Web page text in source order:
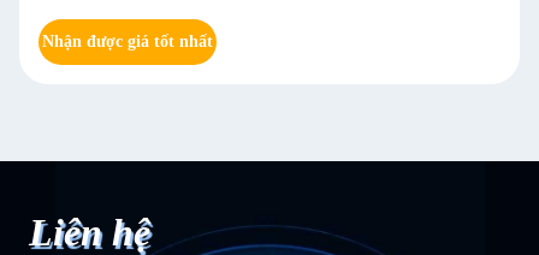
Nhận được giá tốt nhất
Liên hệ